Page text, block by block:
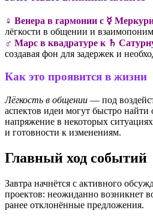
♀ Венера в гармонии с ☿
лёгкости в общении и
♂️ Марс в квадратуре к ♄
создавая фон для задержек и
Как это проявится в жизни
Лёгкость в общении — под
аспектов идеи могут быстро найти
напряжение в некоторых
и готовности к изменениям.
Главный ход событий
Завтра начнётся с активного
проектов: неожиданно возникнет
ранее отклонённые предложения.